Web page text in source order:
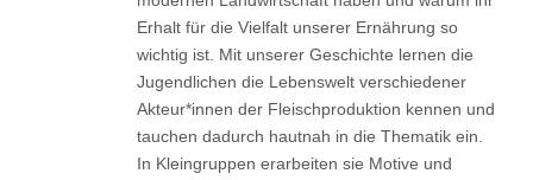
Erhalt für die Vielfalt unserer Ernährung so
wichtig ist. Mit unserer Geschichte lernen die
Jugendlichen die Lebenswelt verschiedener
Akteur*innen der Fleischproduktion kennen und
tauchen dadurch hautnah in die Thematik ein.
In Kleingruppen erarbeiten sie Motive und